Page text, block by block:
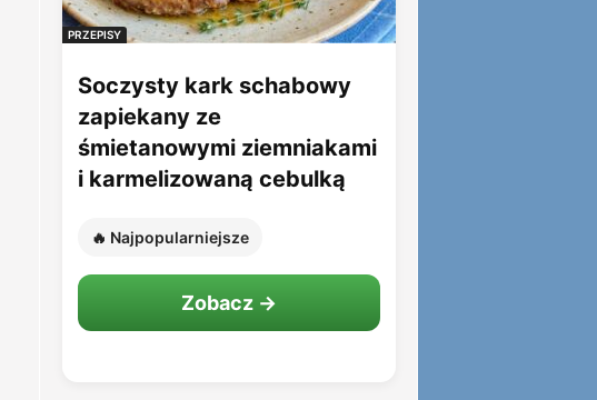
PRZEPISY
Soczysty kark schabowy
zapiekany ze
śmietanowymi ziemniakami
i karmelizowaną cebulką
🔥 Najpopularniejsze
Zobacz →